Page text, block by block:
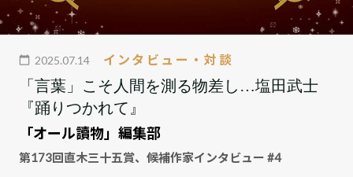
2025.07.14 インタビュー・対談
「言葉」こそ人間を測る物差し…塩田武士
『踊りつかれて』
「オール讀物」編集部
第173回直木三十五賞、候補作家インタビュー #4